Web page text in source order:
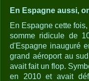
En Espagne aussi,
En Espagne cette
somme ridicule de
d'Espagne inauguré
grand aéroport au
avait fait un flop.
en 2010 et avait